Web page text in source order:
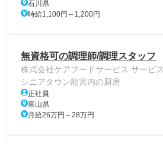
石川県
時給1,100円～1,200円
無資格可の調理師/調理スタッフ
株式会社ケアフードサービス サービ
シニアタウン龍宮内の厨房
正社員
富山県
月給26万円～28万円